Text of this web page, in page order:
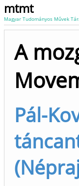
mtmt
Magyar Tudományos Művek
A
Pál-